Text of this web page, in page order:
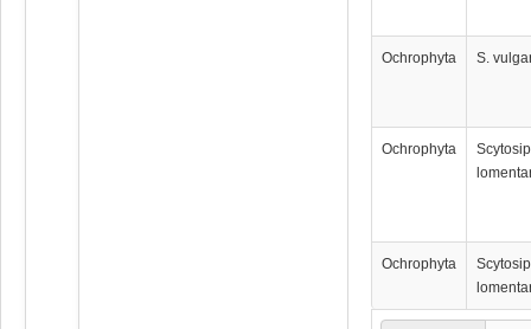
Ochrophyta S.
Ochrophyta
Ochrophyta